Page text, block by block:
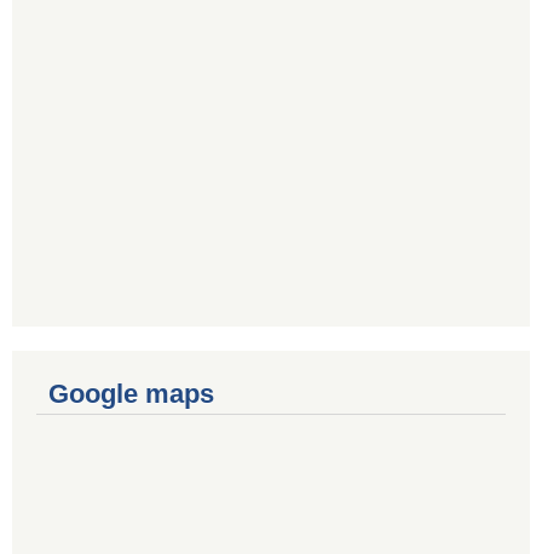
Google maps